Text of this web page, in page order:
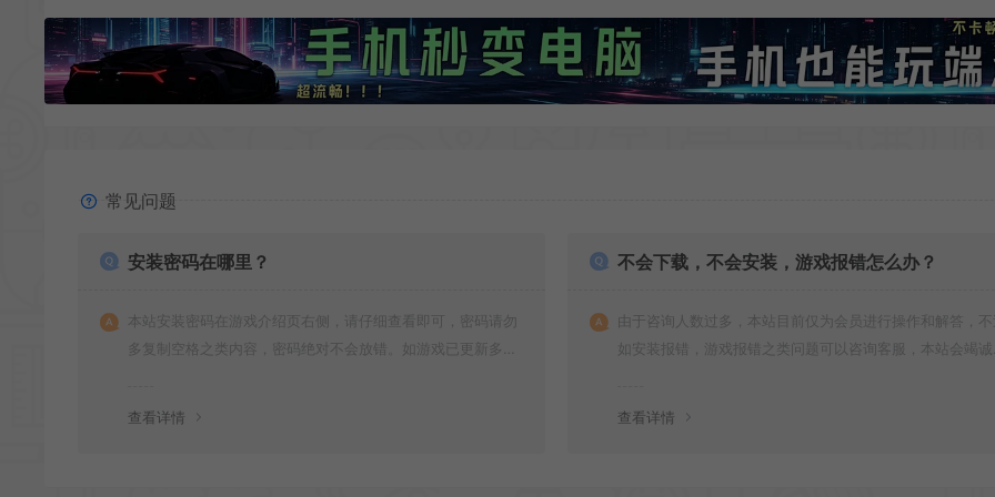
常见问题
安装密码在哪里？
本站安装密码在游戏介绍页右侧，请仔细查看即可，密码请勿
多复制空格之类内容，密码绝对不会放错。如游戏已更新多次
查看详情
不会下载，不会安装，游戏报错怎么办？
由于咨询人数过多，本站目前仅为会员进行操作和解答，
如安装报错，游戏报错之类问题可以咨询客服，本站会竭
查看详情